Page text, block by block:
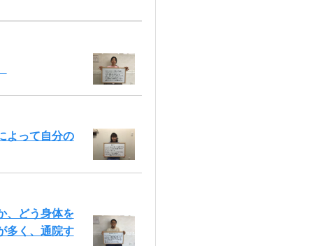
よって自分の
、どう身体を
多く、通院す